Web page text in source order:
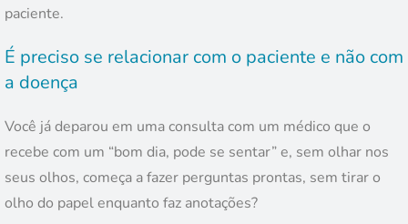
paciente.
É preciso se relacionar com o paciente e não com
a doença
Você já deparou em uma consulta com um médico que o
recebe com um “bom dia, pode se sentar” e, sem olhar nos
seus olhos, começa a fazer perguntas prontas, sem tirar o
olho do papel enquanto faz anotações?